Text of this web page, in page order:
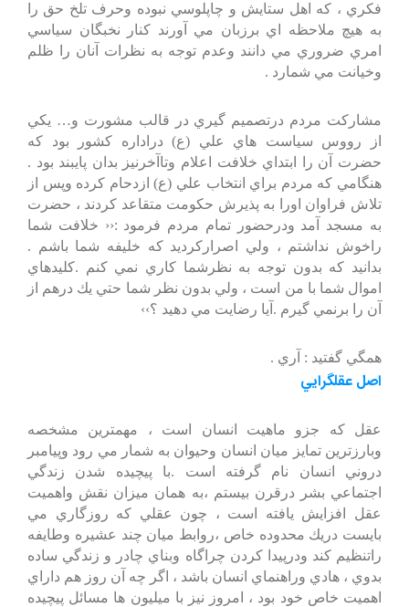
فكري ، كه اهل ستايش و چاپلوسي نبوده وحرف تلخ حق را
به هيچ ملاحظه اي برزبان مي آورند كنار نخبگان سياسي
امري ضروري مي دانند وعدم توجه به نظرات آنان را ظلم
وخيانت مي شمارد .
مشاركت مردم درتصميم گيري در قالب مشورت و… يكي
از رووس سياست هاي علي (ع) دراداره كشور بود كه
حضرت آن را ابتداي خلافت اعلام وتاآخرنيز بدان پايبند بود .
هنگامي كه مردم براي انتخاب علي (ع) ازدحام كرده وپس از
تلاش فراوان اورا به پذيرش حكومت متقاعد كردند ، حضرت
به مسجد آمد ودرحضور تمام مردم فرمود :‹‹ خلافت شما
راخوش نداشتم ، ولي اصراركرديد كه خليفه شما باشم .
بدانيد كه بدون توجه به نظرشما كاري نمي كنم .كليدهاي
اموال شما با من است ، ولي بدون نظر شما حتي يك درهم از
آن را برنمي گيرم .آيا رضايت مي دهيد ؟››
همگي گفتيد : آري .
اصل عقلگرايي
عقل كه جزو ماهيت انسان است ، مهمترين مشخصه
وبارزترين تمايز ميان انسان وحيوان به شمار مي رود وپيامبر
دروني انسان نام گرفته است .با پيچيده شدن زندگي
اجتماعي بشر درقرن بيستم ،به همان ميزان نقش واهميت
عقل افزايش يافته است ، چون عقلي كه روزگاري مي
بايست دريك محدوده خاص ،روابط ميان چند عشيره وطايفه
راتنظيم كند ودرپيدا كردن چراگاه وبناي چادر و زندگي ساده
بدوي ، هادي وراهنماي انسان باشد ، اگر چه آن روز هم داراي
اهميت خاص خود بود ، امروز نيز با ميليون ها مسائل پيچيده